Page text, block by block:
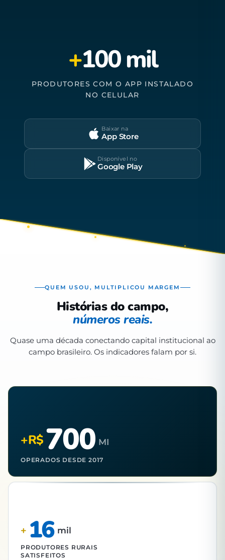
+100 mil
PRODUTORES COM O APP INSTALADO
NO CELULAR
Baixar na
App Store
Disponível no
Google Play
QUEM USOU, MULTIPLICOU MARGEM
Histórias do campo,
números reais.
Quase uma década conectando capital institucional ao
campo brasileiro. Os indicadores falam por si.
+R$700 MI
OPERADOS DESDE 2017
+ 16 mil
PRODUTORES RURAIS
SATISFEITOS